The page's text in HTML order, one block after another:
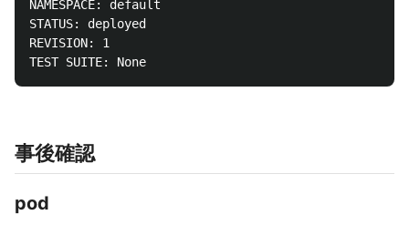
NAMESPACE: default
STATUS: deployed
REVISION: 1
事後確認
pod